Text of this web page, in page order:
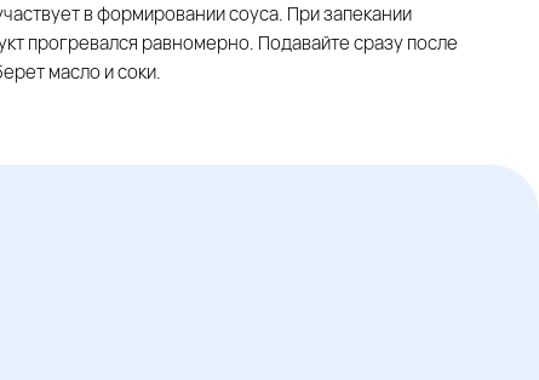
в формировании соуса. При запекании
прогревался равномерно. Подавайте сразу после
масло и соки.